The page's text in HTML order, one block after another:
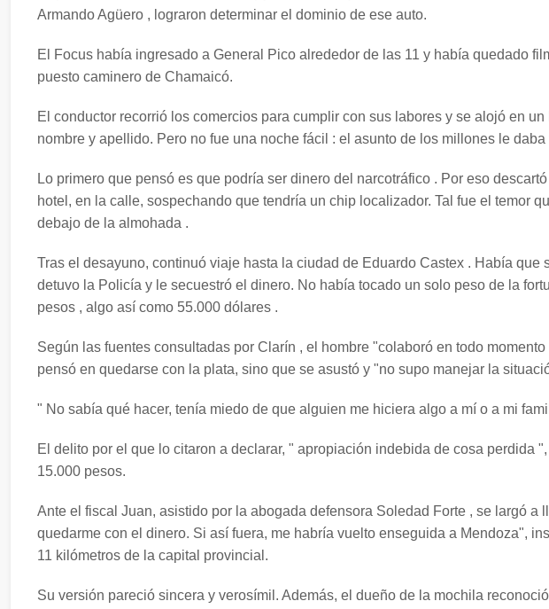
Armando Agüero , lograron determinar el dominio de ese auto.
El Focus había ingresado a General Pico alrededor de las 11 y había quedado
puesto caminero de Chamaicó.
El conductor recorrió los comercios para cumplir con sus labores y se alojó en
nombre y apellido. Pero no fue una noche fácil : el asunto de los millones le
Lo primero que pensó es que podría ser dinero del narcotráfico . Por eso
hotel, en la calle, sospechando que tendría un chip localizador. Tal fue el temor
debajo de la almohada .
Tras el desayuno, continuó viaje hasta la ciudad de Eduardo Castex . Había
detuvo la Policía y le secuestró el dinero. No había tocado un solo peso de la
pesos , algo así como 55.000 dólares .
Según las fuentes consultadas por Clarín , el hombre "colaboró en todo
pensó en quedarse con la plata, sino que se asustó y "no supo manejar la
" No sabía qué hacer, tenía miedo de que alguien me hiciera algo a mí o a mi
El delito por el que lo citaron a declarar, " apropiación indebida de cosa perdida
15.000 pesos.
Ante el fiscal Juan, asistido por la abogada defensora Soledad Forte , se largó a
quedarme con el dinero. Si así fuera, me habría vuelto enseguida a Mendoza",
11 kilómetros de la capital provincial.
Su versión pareció sincera y verosímil. Además, el dueño de la mochila